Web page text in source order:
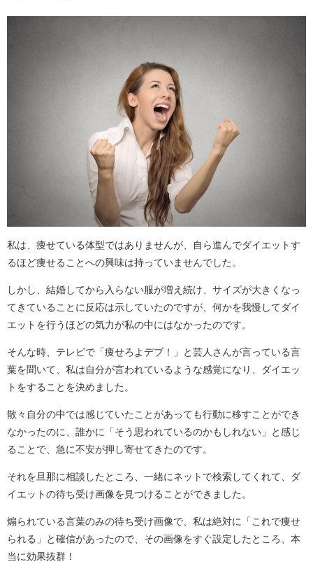
私は、痩せている体型ではありませんが、自ら進んでダイエットす
るほど痩せることへの興味は持っていませんでした。
しかし、結婚してから入らない服が増え続け、サイズが大きくなっ
てきていることに反応は示していたのですが、何かを我慢してダイ
エットを行うほどの気力が私の中にはなかったのです。
そんな時、テレビで「痩せろよデブ！」と芸人さんが言っている言
葉を聞いて、私は自分が言われているような感覚になり、ダイエッ
トをすることを決めました。
散々自分の中では感じていたことがあっても行動に移すことができ
なかったのに、誰かに「そう思われているのかもしれない」と感じ
ることで、急に不安が押し寄せてきたのです。
それを旦那に相談したところ、一緒にネットで検索してくれて、ダ
イエットの待ち受け画像を見つけることができました。
煽られている言葉のみの待ち受け画像で、私は絶対に「これで痩せ
られる」と確信があったので、その画像をすぐ設定したところ、本
当に効果抜群！